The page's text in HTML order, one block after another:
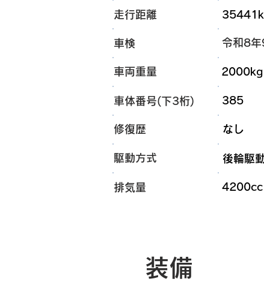
走行距離
令和8年
車検
2000kg
車両重量
385
車体番号(下3桁)
なし
​修復歴
後輪駆
​駆動方式
4200cc
排気量
装備